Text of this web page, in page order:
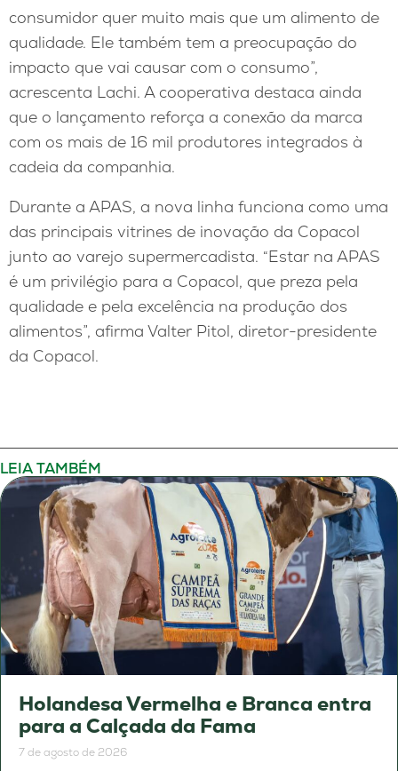
consumidor quer muito mais que um alimento de
qualidade. Ele também tem a preocupação do
impacto que vai causar com o consumo”,
acrescenta Lachi. A cooperativa destaca ainda
que o lançamento reforça a conexão da marca
com os mais de 16 mil produtores integrados à
cadeia da companhia.
Durante a APAS, a nova linha funciona como uma
das principais vitrines de inovação da Copacol
junto ao varejo supermercadista. “Estar na APAS
é um privilégio para a Copacol, que preza pela
qualidade e pela excelência na produção dos
alimentos”, afirma Valter Pitol, diretor-presidente
da Copacol.
LEIA TAMBÉM
Holandesa Vermelha e Branca entra
para a Calçada da Fama
7 de agosto de 2026